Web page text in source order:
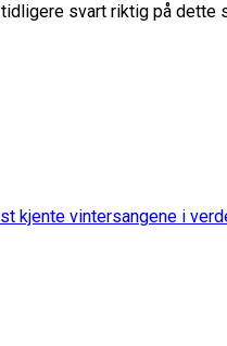
svart riktig på
kjente vintersangene i